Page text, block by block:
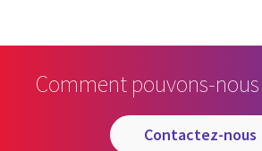
Comment pouvons-
contactez-nous